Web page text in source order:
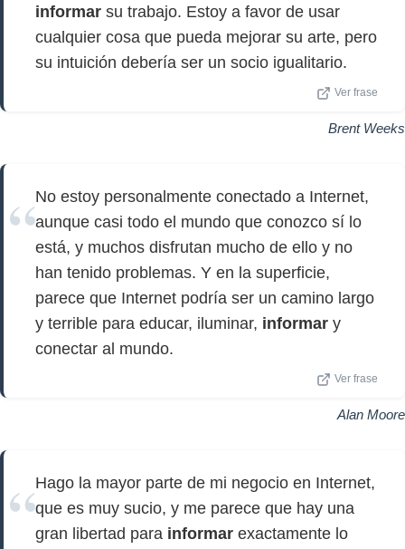
informar su trabajo. Estoy a favor de usar
cualquier cosa que pueda mejorar su arte, pero
su intuición debería ser un socio igualitario.
Ver frase
Brent Weeks
No estoy personalmente conectado a Internet,
aunque casi todo el mundo que conozco sí lo
está, y muchos disfrutan mucho de ello y no
han tenido problemas. Y en la superficie,
parece que Internet podría ser un camino largo
y terrible para educar, iluminar, informar y
conectar al mundo.
Ver frase
Alan Moore
Hago la mayor parte de mi negocio en Internet,
que es muy sucio, y me parece que hay una
gran libertad para informar exactamente lo